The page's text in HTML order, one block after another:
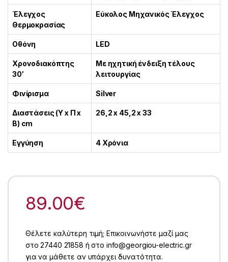
Έλεγχος
Θερμοκρασίας
Εύκολος Μηχανικός Έλεγχος
Οθόνη LED
Χρονοδιακόπτης
30′
Με ηχητική ένδειξη τέλους
λειτουργίας
Φινίρισμα Silver
Διαστάσεις (Υ x Π x
Β) cm
26,2 x 45,2 x 33
Εγγύηση 4 Χρόνια
89.00€
Θέλετε καλύτερη τιμή; Επικοινωνήστε μαζί μας
στο 27440 21858 ή στο info@georgiou-electric.gr
για να μάθετε αν υπάρχει δυνατότητα.